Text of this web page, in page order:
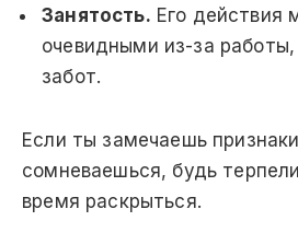
Занятость. Его действия
очевидными из-за
забот.
Если ты замечаешь
сомневаешься, будь
время раскрыться.